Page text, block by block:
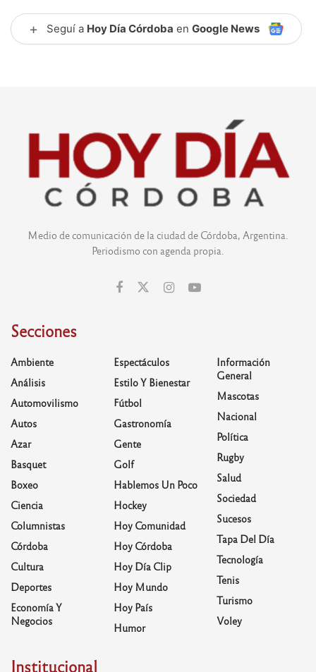
+ Seguí a Hoy Día Córdoba en Google News
Medio de comunicación de la ciudad de Córdoba, Argentina.
Periodismo con agenda propia.
Secciones
Ambiente
Análisis
Automovilismo
Autos
Azar
Basquet
Boxeo
Ciencia
Columnistas
Córdoba
Cultura
Deportes
Economía Y
Negocios
Espectáculos
Estilo Y Bienestar
Fútbol
Gastronomía
Gente
Golf
Hablemos Un Poco
Hockey
Hoy Comunidad
Hoy Córdoba
Hoy Día Clip
Hoy Mundo
Hoy País
Humor
Información
General
Mascotas
Nacional
Política
Rugby
Salud
Sociedad
Sucesos
Tapa Del Día
Tecnología
Tenis
Turismo
Voley
Institucional